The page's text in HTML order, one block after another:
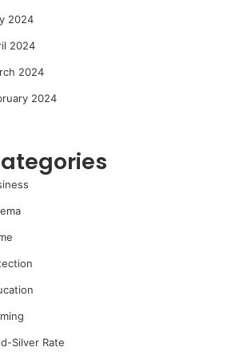
2024
2024
2024
2024
Silver Rate